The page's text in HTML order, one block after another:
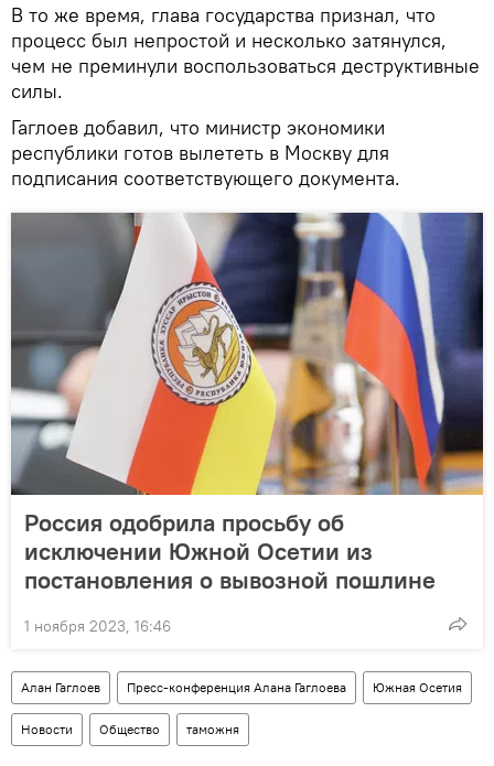
В то же время, глава государства признал, что
процесс был непростой и несколько затянулся,
чем не преминули воспользоваться деструктивные
силы.
Гаглоев добавил, что министр экономики
республики готов вылететь в Москву для
подписания соответствующего документа.
Россия одобрила просьбу об
исключении Южной Осетии из
постановления о вывозной пошлине
1 ноября 2023, 16:46
Алан Гаглоев Пресс-конференция Алана Гаглоева Южная Осетия
Новости Общество таможня